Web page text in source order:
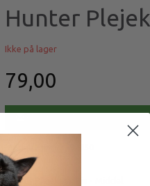
Hunter
Ikke på lager
79,00
Få besked når produktet
Hunter Plejekam, Fin - Middel